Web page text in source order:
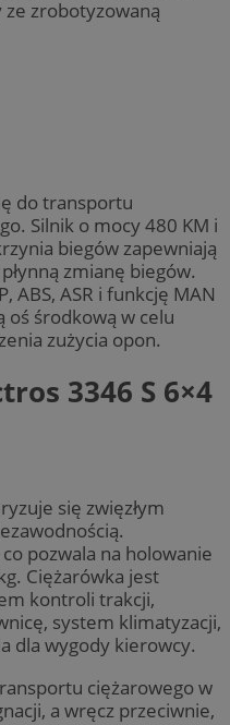
zrobotyzowaną
do transportu
Silnik o mocy 480 KM i
biegów zapewniają
zmianę biegów.
ABS, ASR i funkcję MAN
oś środkową w celu
zużycia opon.
3346 S 6×4
się zwięzłym
pozwala na holowanie
Ciężarówka jest
kontroli trakcji,
system klimatyzacji,
dla wygody kierowcy.
ciężarowego w
a wręcz przeciwnie,